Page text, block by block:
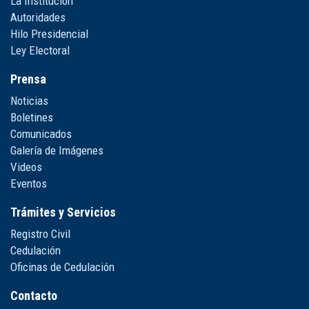
Autoridades
Hilo Presidencial
Ley Electoral
Prensa
Noticias
Boletines
Comunicados
Galería de Imágenes
Videos
Eventos
Trámites y Servicios
Registro Civil
Cedulación
Oficinas de Cedulación
Contacto